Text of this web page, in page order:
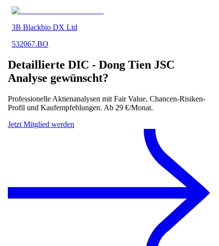
3B Blackbio DX Ltd
532067.BO
Detaillierte DIC - Dong Tien JSC
Analyse gewünscht?
Professionelle Aktienanalysen mit Fair Value, Chancen-Risiken-
Profil und Kaufempfehlungen. Ab 29 €/Monat.
Jetzt Mitglied werden